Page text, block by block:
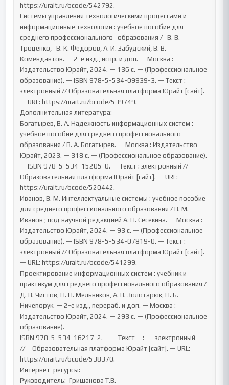
https://urait.ru/bcode/542792.
Системы управления технологическими процессами и
информационные технологии : учебное пособие для
среднего профессионального   образования /   В. В.
Троценко,   В. К. Федоров, А. И. Забудский, В. В.
Комендантов. — 2-е изд., испр. и доп. — Москва :
Издательство Юрайт, 2024. — 136 с. — (Профессиональное
образование). — ISBN 978-5-534-09939-3. — Текст :
электронный // Образовательная платформа Юрайт [сайт].
— URL: https://urait.ru/bcode/539749.
Дополнительная литература:
Богатырев, В. А. Надежность информационных систем :
учебное пособие для среднего профессионального
образования / В. А. Богатырев. — Москва : Издательство
Юрайт, 2023. — 318 с. — (Профессиональное образование).
— ISBN 978-5-534-15205-0. — Текст : электронный //
Образовательная платформа Юрайт [сайт]. — URL:
https://urait.ru/bcode/520442.
Иванов, В. М. Интеллектуальные системы : учебное пособие
для среднего профессионального образования / В. М.
Иванов ; под научной редакцией А. Н. Сесекина. — Москва :
Издательство Юрайт, 2024. — 93 с. — (Профессиональное
образование). — ISBN 978-5-534-07819-0. — Текст :
электронный // Образовательная платформа Юрайт [сайт].
— URL: https://urait.ru/bcode/541299.
Проектирование информационных систем : учебник и
практикум для среднего профессионального образования /
Д. В. Чистов, П. П. Мельников, А. В. Золотарюк, Н. Б.
Ничепорук. — 2-е изд., перераб. и доп. — Москва :
Издательство Юрайт, 2024. — 293 с. — (Профессиональное
образование). —
ISBN 978-5-534-16217-2.	—	Текст	:	электронный
//	Образовательная платформа Юрайт [сайт]. — URL:
https://urait.ru/bcode/538370.
Интернет-ресурсы:
Руководитель: 	Гришанова Т.В.